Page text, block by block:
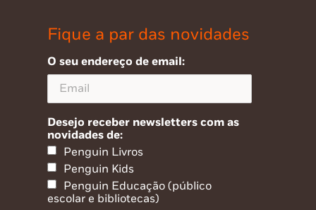
Fique a par das novidades
O seu endereço de email:
Desejo receber newsletters com as
novidades de:
Penguin Livros
Penguin Kids
Penguin Educação (público
escolar e bibliotecas)